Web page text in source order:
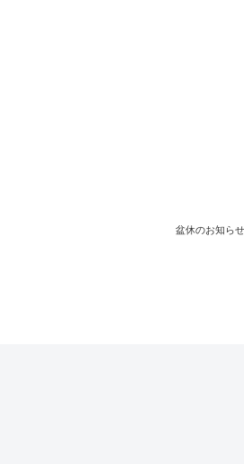
盆休のお知らせ